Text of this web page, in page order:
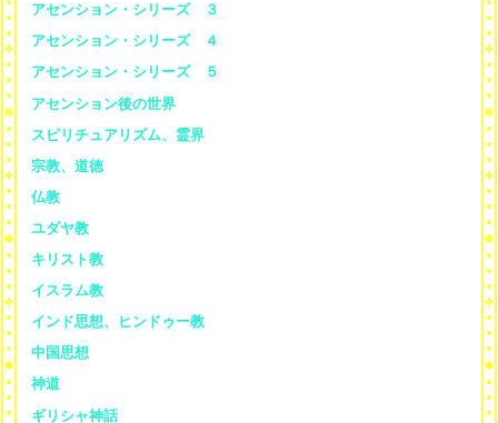
アセンション・シリーズ ３
アセンション・シリーズ ４
アセンション・シリーズ ５
アセンション後の世界
スピリチュアリズム、霊界
宗教、道徳
仏教
ユダヤ教
キリスト教
イスラム教
インド思想、ヒンドゥー教
中国思想
神道
ギリシャ神話